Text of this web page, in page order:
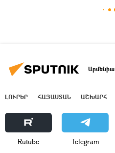
Արմենիա
ԼՈՒՐԵՐ ՀԱՅԱՍՏԱՆ ԱՇԽԱՐՀ
Rutube Telegram